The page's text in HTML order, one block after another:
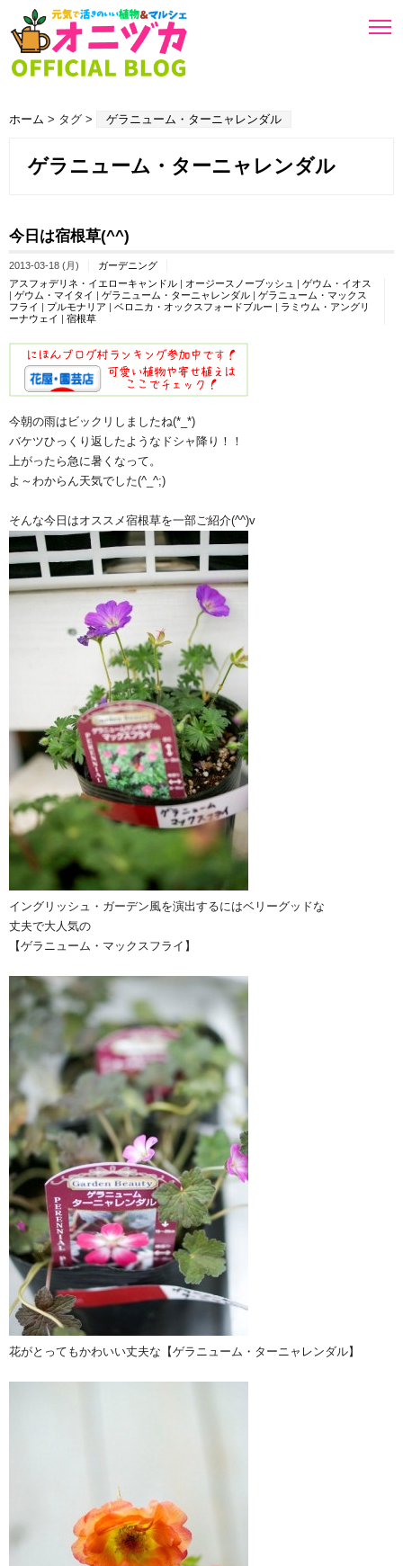
ホーム > タグ > ゲラニューム・ターニャレンダル
ゲラニューム・ターニャレンダル
今日は宿根草(^^)
2013-03-18 (月)
ガーデニング
アスフォデリネ・イエローキャンドル | オージースノーブッシュ | ゲウム・イオス
| ゲウム・マイタイ | ゲラニューム・ターニャレンダル | ゲラニューム・マックス
フライ | プルモナリア | ベロニカ・オックスフォードブルー | ラミウム・アングリ
ーナウェイ | 宿根草
今朝の雨はビックリしましたね(*_*)
バケツひっくり返したようなドシャ降り！！
上がったら急に暑くなって。
よ～わからん天気でした(^_^;)
そんな今日はオススメ宿根草を一部ご紹介(^^)v
イングリッシュ・ガーデン風を演出するにはベリーグッドな
丈夫で大人気の
【ゲラニューム・マックスフライ】
花がとってもかわいい丈夫な【ゲラニューム・ターニャレンダル】